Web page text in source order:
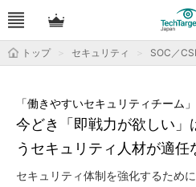
トップ セキュリティ SOC／
今どき「即戦力が欲しい
うセキュリティ人材が適任
「働きやすいセキュリティチーム
セキュリティ体制を強化するため